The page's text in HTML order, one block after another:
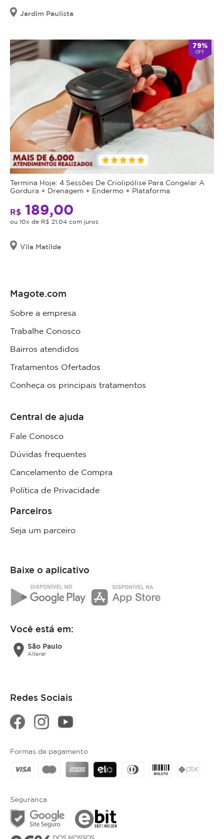
Jardim Paulista
79%
OFF
Termina Hoje: 4 Sessões De Criolipólise Para Congelar A
Gordura + Drenagem + Endermo + Plataforma
R$ 189,00
ou 10x de R$ 21,04 com juros
Vila Matilde
Magote.com
Sobre a empresa
Trabalhe Conosco
Bairros atendidos
Tratamentos Ofertados
Conheça os principais tratamentos
Central de ajuda
Fale Conosco
Dúvidas frequentes
Cancelamento de Compra
Política de Privacidade
Parceiros
Seja um parceiro
Baixe o aplicativo
Você está em:
location_on São Paulo
Alterar
Redes Sociais
Segurança
Formas de pagamento